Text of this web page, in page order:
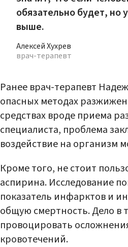
обязательно будет, но
выше.
Алексей Хухрев
врач-терапевт
Ранее врач-терапевт
опасных методах
средствах вроде приема
специалиста, проблема
воздействие на организм
Кроме того, не стоит
аспирина. Исследование
показатель инфарктов и
общую смертность. Дело в
провоцировать
кровотечений.